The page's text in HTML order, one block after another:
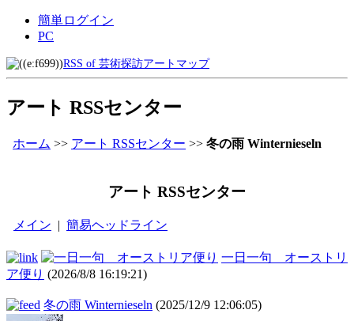
簡単ログイン
PC
RSS of 芸術探訪アートマップ
アート RSSセンター
ホーム >> アート RSSセンター >> 冬の雨 Winternieseln
アート RSSセンター
メイン | 簡易ヘッドライン
一日一句 オーストリ
ア便り (2026/8/8 16:19:21)
冬の雨 Winternieseln (2025/12/9 12:06:05)